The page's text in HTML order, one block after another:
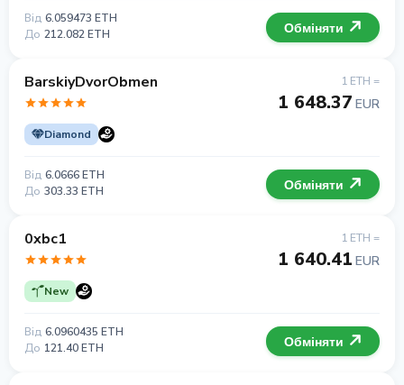
Від 6.059473 ETH
До 212.082 ETH Обміняти
BarskiyDvorObmen
Diamond
1 ETH =
1 648.37 EUR
Від 6.0666 ETH
До 303.33 ETH Обміняти
0xbc1
New
1 ETH =
1 640.41 EUR
Від 6.0960435 ETH
До 121.40 ETH Обміняти